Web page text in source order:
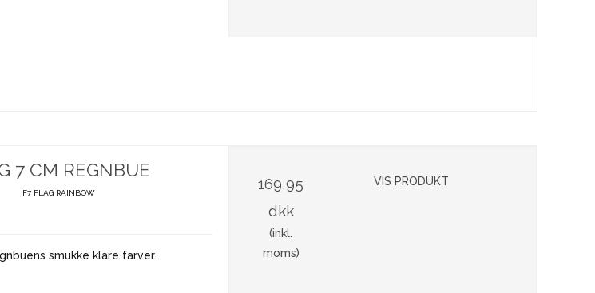
7 CM REGNBUE
F7 FLAG RAINBOW
smukke klare farver.
169,95
dkk
(inkl.
moms)
VIS PRODUKT